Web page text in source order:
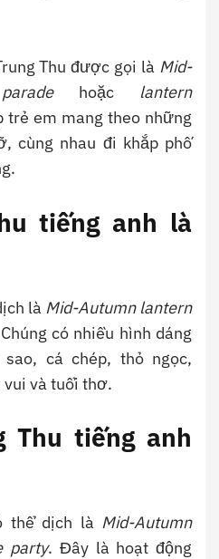
Thu được gọi là Mid-
hoặc lantern
trẻ em mang theo những
cùng nhau đi khắp phố
tiếng anh là
là Mid-Autumn lantern
có nhiều hình dáng
cá chép, thỏ ngọc,
và tuổi thơ.
Thu tiếng anh
thể dịch là Mid-Autumn
party. Đây là hoạt động